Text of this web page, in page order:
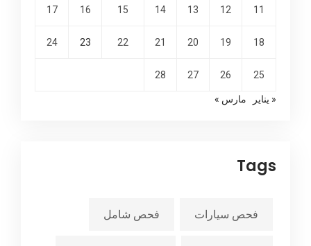
11
12
13
14
15
16
17
18
19
20
21
22
23
24
25
26
27
28
« يناير مارس »
Tags
فحص سيارات فحص شامل